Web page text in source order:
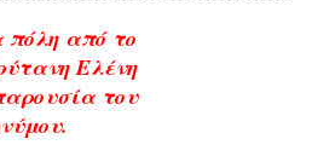
από το
Ελένη
του